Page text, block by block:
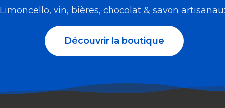
Limoncello, vin, bières, chocolat & savon
Découvrir la boutique